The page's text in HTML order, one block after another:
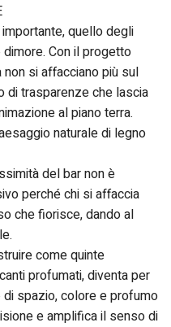
quello degli
Con il progetto
si affacciano più sul
di trasparenze che lascia
al piano terra.
naturale di legno
del bar non è
perché chi si affaccia
che fiorisce, dando al
come quinte
profumati, diventa per
spazio, colore e profumo
e amplifica il senso di